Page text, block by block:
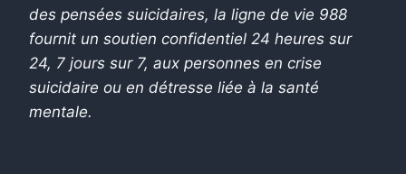
des pensées suicidaires, la ligne de vie 988
fournit un soutien confidentiel 24 heures sur
24, 7 jours sur 7, aux personnes en crise
suicidaire ou en détresse liée à la santé
mentale.